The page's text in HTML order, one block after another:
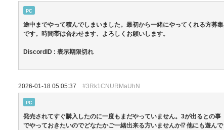
PC
途中までやって積んでしまいました。最初から一緒にやってくれる方募集
です。時間帯は合わせます、よろしくお願いします。
DiscordID : 表示期限切れ
2026-01-18 05:05:37 #3Rk1CNURMaUhN
PC
発売されてすぐ購入したのに一度もまだやっていません。3が出るとの事
でやっておきたいのでどなたかご一緒出来る方いませんか⁉︎ 他にも遊んで